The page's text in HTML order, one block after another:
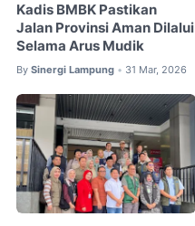
Kadis BMBK Pastikan
Jalan Provinsi Aman Dilalui
Selama Arus Mudik
By Sinergi Lampung • 31 Mar, 2026